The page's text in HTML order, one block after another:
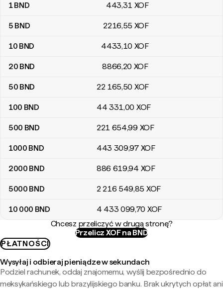
1BND 443,31 XOF
5 BND 2216,55 XOF
10 BND 4433,10 XOF
20 BND 8866,20 XOF
50 BND 22 165,50 XOF
100 BND 44 331,00 XOF
500 BND 221 654,99 XOF
1000 BND 443 309,97 XOF
2000 BND 886 619,94 XOF
5000 BND 2 216 549,85 XOF
10 000 BND 4 433 099,70 XOF
Chcesz przeliczyć w drugą stronę?
Przelicz XOF na BND
PŁATNOŚCI
Wysyłaj i odbieraj pieniądze w sekundach
Podziel rachunek, oddaj znajomemu, wyślij bezpośrednio do
meksykańskiego lub brazylijskiego banku. Brak ukrytych opłat ani